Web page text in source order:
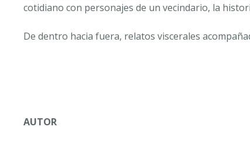
cotidiano con personajes de un vecindario, la
De dentro hacia fuera, relatos viscerales
AUTOR